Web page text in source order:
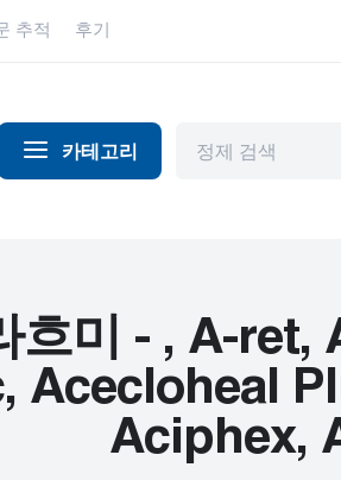
추적 후기
카테고리
동물 건강
항염증제
뷰티 제품
피임
내부용
흐미 - , A-
Acecloheal
Aciphex,